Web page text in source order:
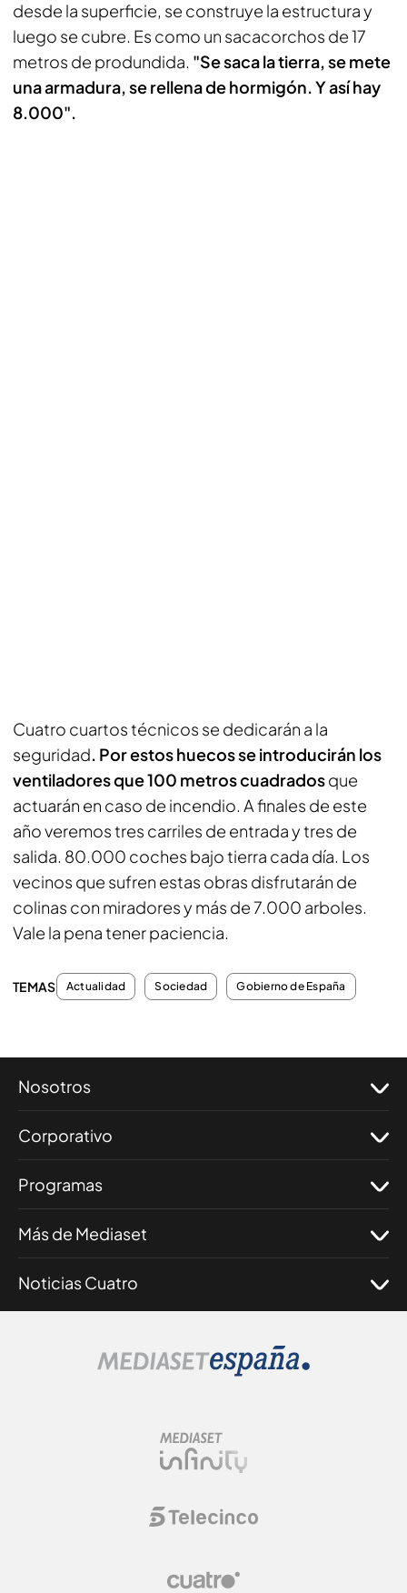
desde la superficie, se construye la estructura y
luego se cubre. Es como un sacacorchos de 17
metros de produndida. "Se saca la tierra, se mete
una armadura, se rellena de hormigón. Y así hay
8.000".
Cuatro cuartos técnicos se dedicarán a la
seguridad. Por estos huecos se introducirán los
ventiladores que 100 metros cuadradosque
actuarán en caso de incendio. A finales de este
año veremos tres carriles de entrada y tres de
salida. 80.000 coches bajo tierra cada día. Los
vecinos que sufren estas obras disfrutarán de
colinas con miradores y más de 7.000 arboles.
Vale la pena tener paciencia.
TEMAS Actualidad Sociedad Gobierno de España
Nosotros
Corporativo
Programas
Más de Mediaset
Noticias Cuatro